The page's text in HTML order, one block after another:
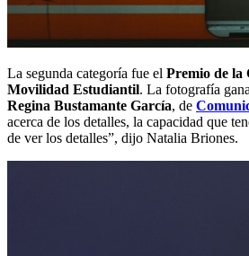
La segunda categoría fue el Premio de la
Movilidad Estudiantil. La fotografía
Regina Bustamante García, de
acerca de los detalles, la capacidad que
de ver los detalles”, dijo Natalia Briones.